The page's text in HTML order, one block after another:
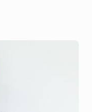
ました。さて、